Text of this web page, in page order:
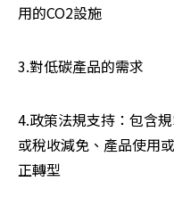
用的CO2設施
3.對低碳產品的需求
4.政策法規支持：包含
或稅收減免、產品使用
正轉型